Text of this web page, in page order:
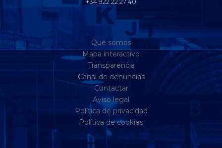
+34 922 22 27 40
Qué somos
Mapa interactivo
Transparencia
Canal de denuncias
Contactar
Aviso legal
Política de privacidad
Política de cookies